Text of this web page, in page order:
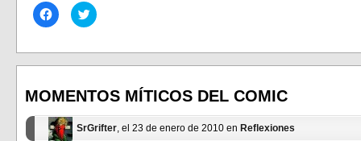
Haz
clic
en
(Se
en
una
nueva)
Haz
clic
en
(Se
en
una
nueva)
MOMENTOS MÍTICOS DEL COMIC
SrGrifter, el 23 de enero de 2010 en Reflexiones